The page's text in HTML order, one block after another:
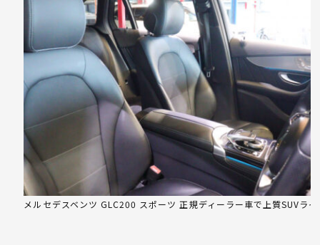
メルセデスベンツ GLC200 スポーツ 正規ディーラー車で上質SUVラ